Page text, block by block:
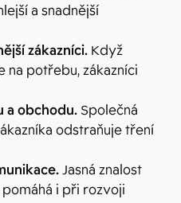
a snadnější
zákazníci. Když
na potřebu, zákazníci
a obchodu.Společná
odstraňuje tření
Jasná znalost
i při rozvoji